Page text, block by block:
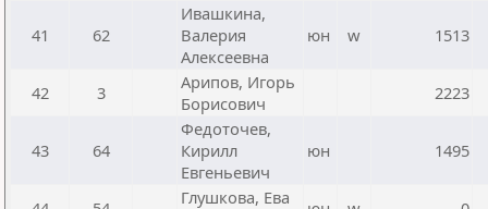
41 62
Ивашкина,
Валерия
Алексеевна
юн w 1513
42 3
Арипов, Игорь
Борисович
2223
43 64
Федоточев,
Кирилл
Евгеньевич
юн 1495
Глушкова, Ева